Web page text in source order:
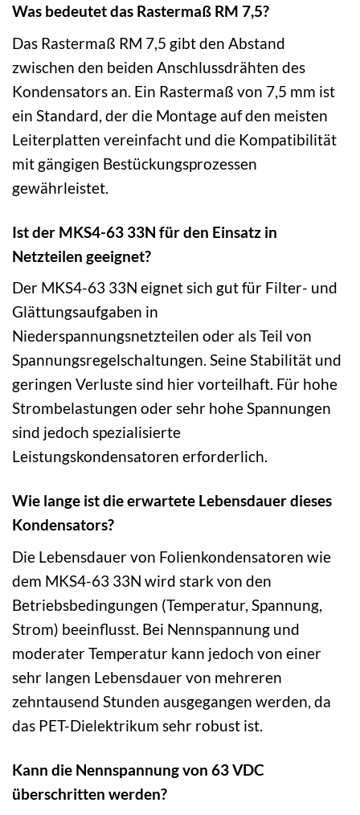
Was bedeutet das Rastermaß RM 7,5?
Das Rastermaß RM 7,5 gibt den Abstand
zwischen den beiden Anschlussdrähten des
Kondensators an. Ein Rastermaß von 7,5 mm ist
ein Standard, der die Montage auf den meisten
Leiterplatten vereinfacht und die Kompatibilität
mit gängigen Bestückungsprozessen
gewährleistet.
Ist der MKS4-63 33N für den Einsatz in
Netzteilen geeignet?
Der MKS4-63 33N eignet sich gut für Filter- und
Glättungsaufgaben in
Niederspannungsnetzteilen oder als Teil von
Spannungsregelschaltungen. Seine Stabilität und
geringen Verluste sind hier vorteilhaft. Für hohe
Strombelastungen oder sehr hohe Spannungen
sind jedoch spezialisierte
Leistungskondensatoren erforderlich.
Wie lange ist die erwartete Lebensdauer dieses
Kondensators?
Die Lebensdauer von Folienkondensatoren wie
dem MKS4-63 33N wird stark von den
Betriebsbedingungen (Temperatur, Spannung,
Strom) beeinflusst. Bei Nennspannung und
moderater Temperatur kann jedoch von einer
sehr langen Lebensdauer von mehreren
zehntausend Stunden ausgegangen werden, da
das PET-Dielektrikum sehr robust ist.
Kann die Nennspannung von 63 VDC
überschritten werden?